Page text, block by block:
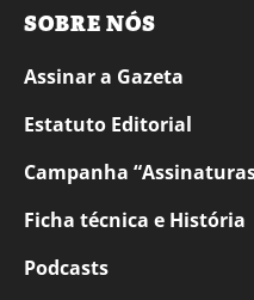
SOBRE NÓS
Assinar a Gazeta
Estatuto Editorial
Campanha
Ficha técnica e História
Podcasts